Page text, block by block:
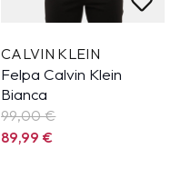
CALVIN KLEIN
Felpa Calvin Klein
Bianca
99,00 €
89,99€